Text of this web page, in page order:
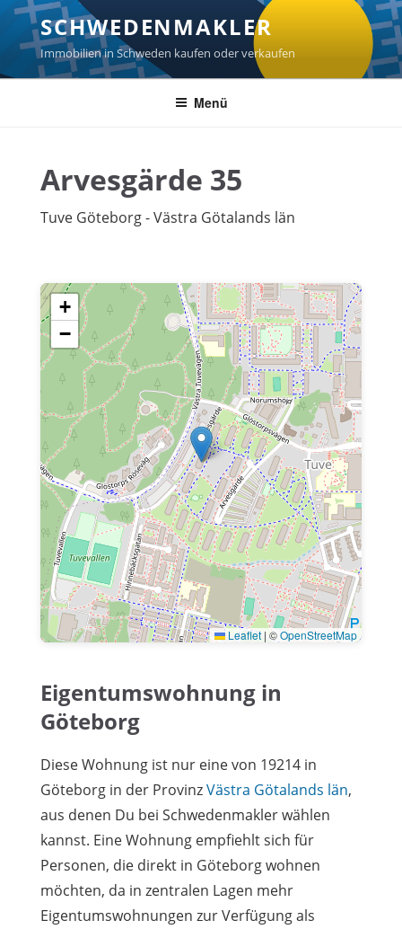
Zum
Inhalt
springen
SCHWEDENMAKLER
Immobilien in Schweden kaufen oder verkaufen
Menü
Arvesgärde 35
Tuve Göteborg - Västra Götalands län
+
−
Leaflet | ©OpenStreetMap
Eigentumswohnung in
Göteborg
Diese Wohnung ist nur eine von 19214 in
Göteborg in der ProvinzVästra Götalands län,
aus denen Du bei Schwedenmakler wählen
kannst. Eine Wohnung empfiehlt sich für
Personen, die direkt in Göteborg wohnen
möchten, da in zentralen Lagen mehr
Eigentumswohnungen zur Verfügung als